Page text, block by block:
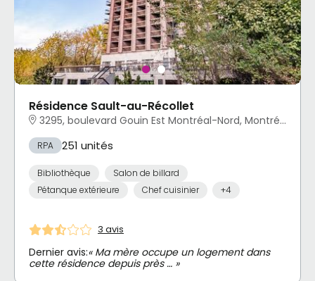
Résidence Sault-au-Récollet
3295, boulevard Gouin Est Montréal-Nord, Montréal, QC
RPA 251 unités
Bibliothèque
Salon de billard
Pétanque extérieure
Chef cuisinier +4
3 avis
Dernier avis:« Ma mère occupe un logement dans
cette résidence depuis près … »